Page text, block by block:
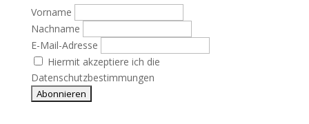
Vorname
Nachname
E-Mail-Adresse
Hiermit akzeptiere ich die
Datenschutzbestimmungen